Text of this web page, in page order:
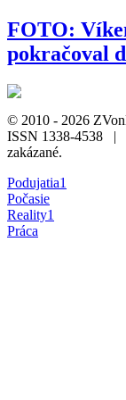
FOTO:
pokračoval
© 2010 - 2026
ISSN 1338-4538 |
zakázané.
Podujatia1
Počasie
Reality1
Práca